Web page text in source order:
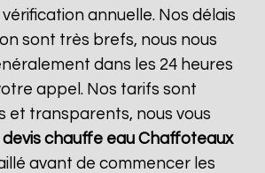
annuelle. Nos délais
sont très brefs, nous nous
dans les 24 heures
appel. Nos tarifs sont
et transparents, nous vous
devis chauffe eau Chaffoteaux
avant de commencer les